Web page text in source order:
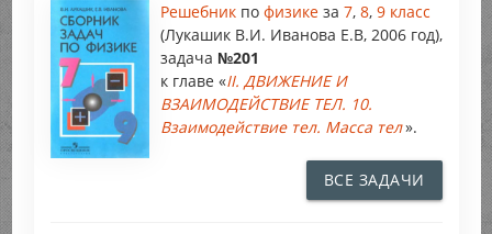
Решебник по физике за 7, 8, 9 класс
(Лукашик В.И. Иванова Е.В, 2006 год),
задача №201
к главе «II. ДВИЖЕНИЕ И
ВЗАИМОДЕЙСТВИЕ ТЕЛ. 10.
Взаимодействие тел. Масса тел».
ВСЕ ЗАДАЧИ